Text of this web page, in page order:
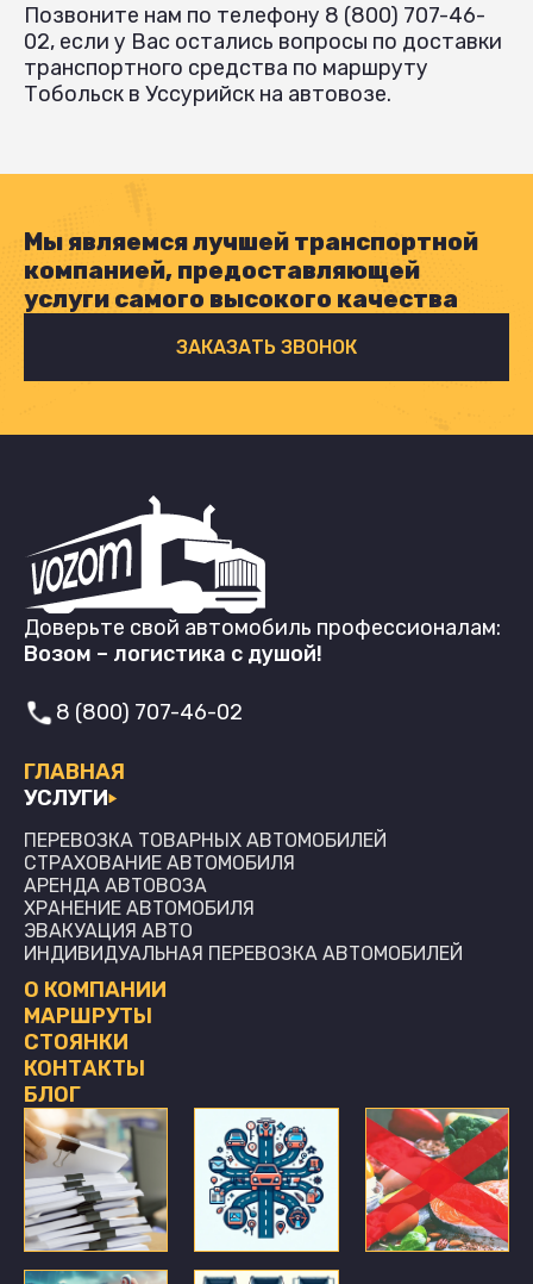
Позвоните нам по телефону 8 (800) 707-46-
02, если у Вас остались вопросы по доставки
транспортного средства по маршруту
Тобольск в Уссурийск на автовозе.
Мы являемся лучшей транспортной
компанией, предоставляющей
услуги самого высокого качества
ЗАКАЗАТЬ ЗВОНОК
Доверьте свой автомобиль профессионалам:
Возом – логистика с душой!
ГЛАВНАЯ
УСЛУГИ
ПЕРЕВОЗКА ТОВАРНЫХ АВТОМОБИЛЕЙ
СТРАХОВАНИЕ АВТОМОБИЛЯ
АРЕНДА АВТОВОЗА
ХРАНЕНИЕ АВТОМОБИЛЯ
ЭВАКУАЦИЯ АВТО
ИНДИВИДУАЛЬНАЯ ПЕРЕВОЗКА АВТОМОБИЛЕЙ
О КОМПАНИИ
МАРШРУТЫ
СТОЯНКИ
КОНТАКТЫ
БЛОГ
8 (800) 707-46-02